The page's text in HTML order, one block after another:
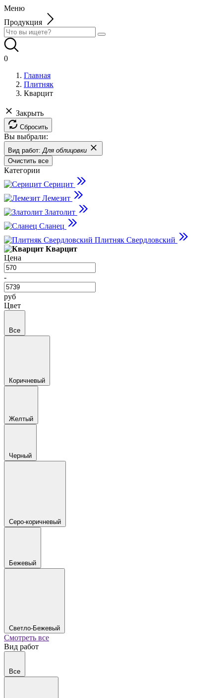
Меню
Продукция
0
Главная
Плитняк
Кварцит
Закрыть
Сбросить
Вы выбрали:
Вид работ:Для облицовки
Очистить все
Категории
Серицит
Лемезит
Златолит
Сланец
Плитняк Свердловский
Кварцит
Цена
-
руб
Цвет
Все
Коричневый
Желтый
Черный
Серо-коричневый
Бежевый
Светло-Бежевый
Смотреть все
Вид работ
Все